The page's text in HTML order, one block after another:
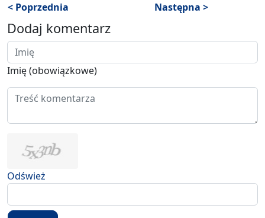
< Poprzednia
Następna >
Dodaj komentarz
Imię (obowiązkowe)
Odśwież